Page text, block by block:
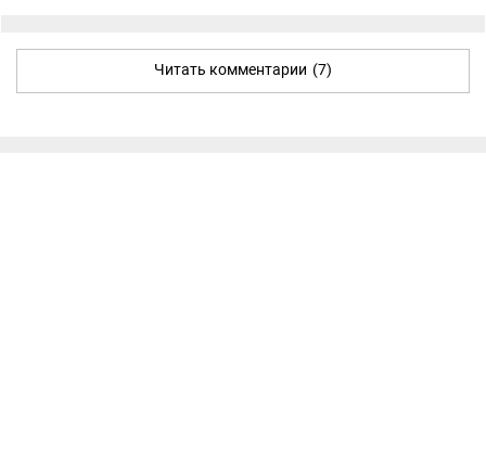
Читать комментарии (7)